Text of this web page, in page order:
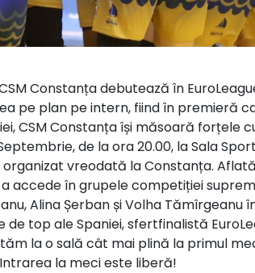
Constanța debutează în
pe plan pe intern, fiind în premieră
CSM Constanța își măsoară forțele
de la ora 20.00, la Sala
vreodată la Constanța.
accede în grupele competiției
Alina Șerban și Volha Tămîrgeanu
de top ale Spaniei, sfertfinalistă
la o sală cât mai plină la primul
la meci este liberă!